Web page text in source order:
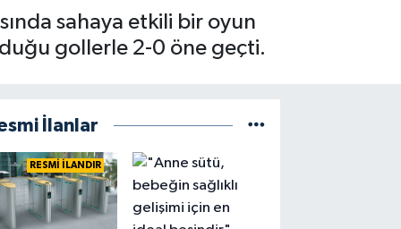
sahaya etkili bir oyun
gollerle 2-0 öne geçti.
İlanlar
RESMİ İLANDIR